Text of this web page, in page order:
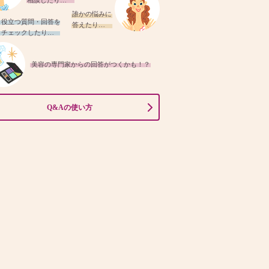
誰かの悩みに
答えたり…
役立つ質問・回答を
チェックしたり…
美容の専門家からの回答がつくかも！？
Q&Aの使い方